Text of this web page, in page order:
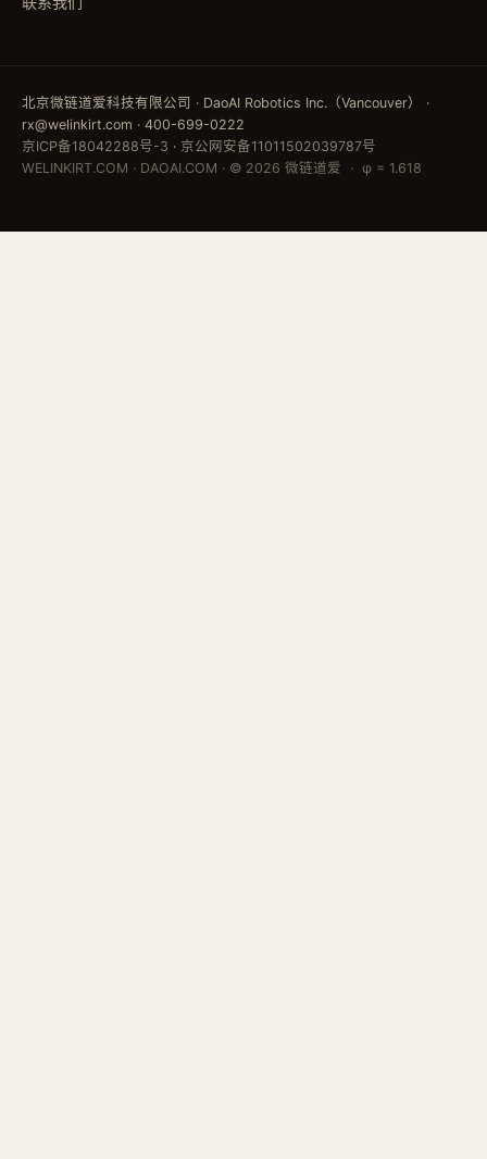
北京微链道爱科技有限公司 · DaoAI Robotics Inc.（Vancouver） ·
rx@welinkirt.com · 400-699-0222
京ICP备18042288号-3 · 京公网安备11011502039787号
WELINKIRT.COM · DAOAI.COM · © 2026 微链道爱 · φ = 1.618